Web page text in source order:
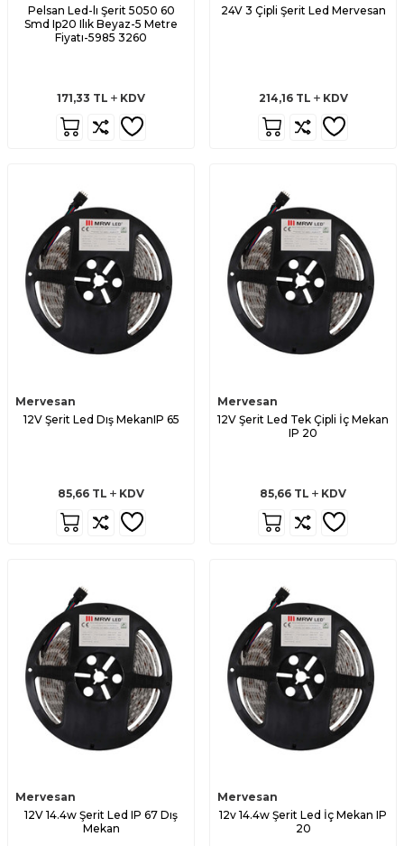
Pelsan Led-lı Şerit 5050 60
Smd Ip20 Ilık Beyaz-5 Metre
Fiyatı-5985 3260
171,33 TL KDV
24V 3 Çipli Şerit Led Mervesan
214,16TL KDV
Mervesan
12V Şerit Led Dış MekanIP 65
85,66 TL KDV
Mervesan
12V Şerit Led Tek Çipli İç Mekan
IP 20
85,66 TL KDV
Mervesan
12V 14.4w Şerit Led IP 67 Dış
Mekan
Mervesan
12v 14.4w Şerit Led İç Mekan IP
20